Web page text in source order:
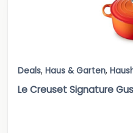
Deals, Haus & Garten,
Le Creuset Signature